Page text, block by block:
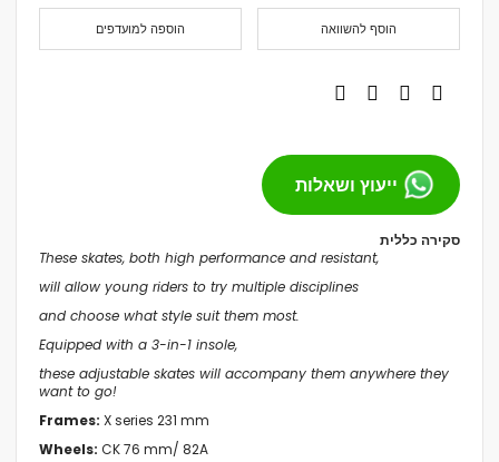
הוספה למועדפים הוסף להשוואה
ייעוץ ושאלות
סקירה כללית
These skates, both high performance and resistant,
will allow young riders to try multiple disciplines
and choose what style suit them most.
Equipped with a 3-in-1 insole,
these adjustable skates will accompany them anywhere they
want to go!
Frames: X series 231 mm
Wheels: CK 76 mm/ 82A